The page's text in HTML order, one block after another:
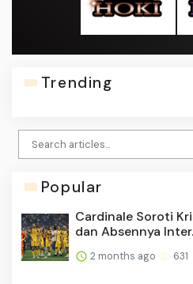
Trending
Popular
Cardinale Soroti
dan Absennya
2 months ago 631